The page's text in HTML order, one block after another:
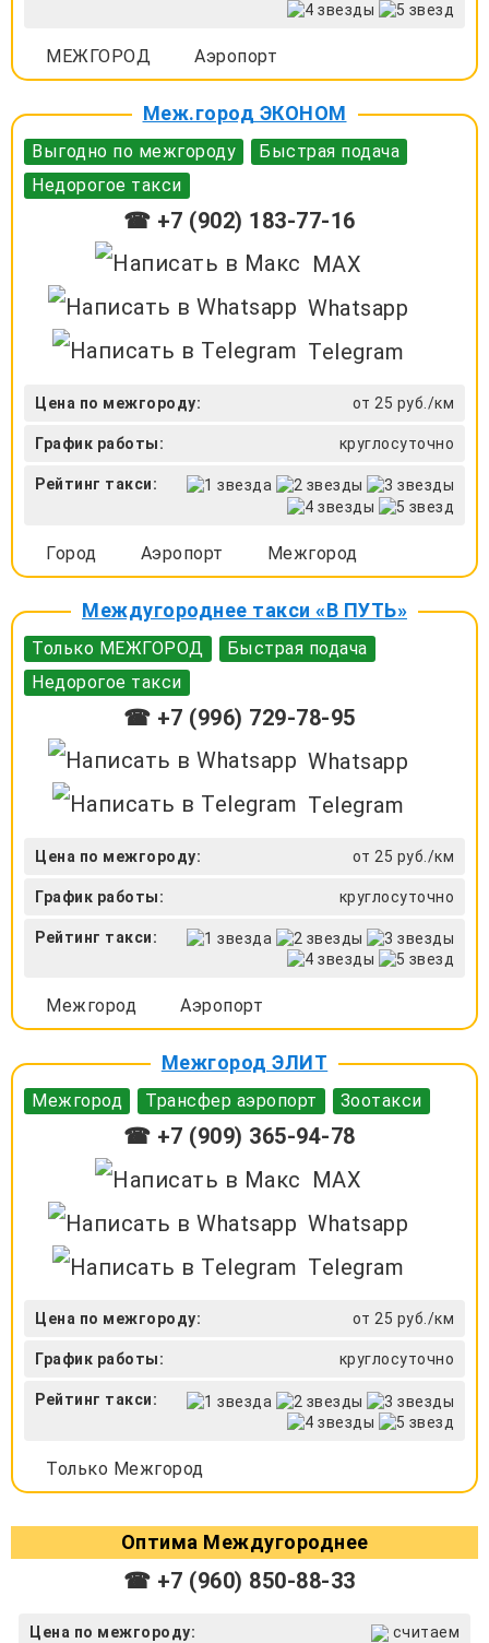
МЕЖГОРОД Аэропорт
Меж.город ЭКОНОМ
Выгодно по межгороду
Быстрая подача
Недорогое такси
☎ +7 (902) 183-77-16
MAX
Whatsapp
Telegram
Цена по межгороду: от 25 руб./км
График работы: круглосуточно
Рейтинг такси:
Город Аэропорт Межгород
Междугороднее такси «В ПУТЬ»
Только МЕЖГОРОД
Быстрая подача
Недорогое такси
☎ +7 (996) 729-78-95
Whatsapp
Telegram
Цена по межгороду: от 25 руб./км
График работы: круглосуточно
Рейтинг такси:
Межгород Аэропорт
Межгород ЭЛИТ
Межгород Трансфер аэропорт Зоотакси
☎ +7 (909) 365-94-78
MAX
Whatsapp
Telegram
Цена по межгороду: от 25 руб./км
График работы: круглосуточно
Рейтинг такси:
Только Межгород
Оптима Междугороднее
☎ +7 (960) 850-88-33
Цена по межгороду: считаем